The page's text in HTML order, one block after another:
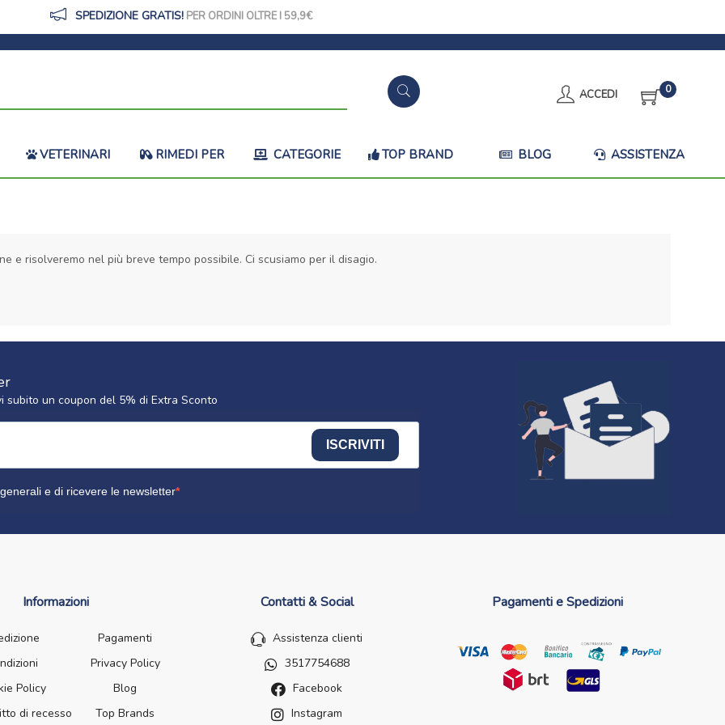
SPEDIZIONE GRATIS! PER ORDINI OLTRE I 59,9
ACCEDI 0
VETERINARI RIMEDI PER CATEGORIE TOP BRAND BLOG ASSISTENZA
e risolveremo nel più breve tempo possibile. Ci scusiamo per il disagio.
subito un coupon del 5% di Extra Sconto
ISCRIVITI
e di ricevere le newsletter
Informazioni
Pagamenti
Privacy Policy
Policy
Blog
di recesso
Top Brands
Contatti & Social
Assistenza clienti
3517754688
Facebook
Instagram
Pagamenti e Spedizioni